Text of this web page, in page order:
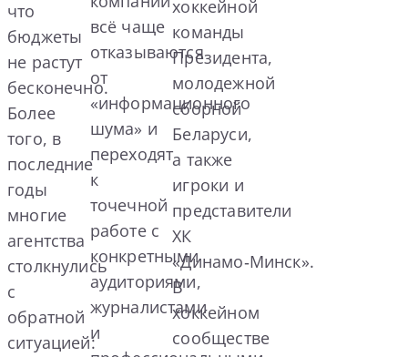
что
бюджеты
не растут
бесконечно.
Более
того, в
последние
годы
многие
агентства
столкнулись
с
обратной
ситуацией:
всё чаще
отказываются
от
«информационного
шума» и
переходят
к
точечной
работе с
конкретными
аудиториями,
журналистами
и
хоккейной
команды
Президента,
молодежной
сборной
Беларуси,
а также
игроки и
представители
ХК
«Динамо‑Минск».
В
хоккейном
сообществе